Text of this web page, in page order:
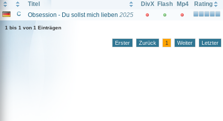
Titel DivX Flash Mp4
Rating
Obsession - Du sollst mich lieben 2025
1 bis 1 von 1 Einträgen
Erster Zurück 1 Weiter Letzter